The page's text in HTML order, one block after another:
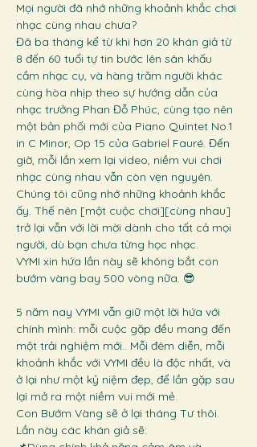
Mọi người đã nhớ những khoảnh khắc chơi
nhạc cùng nhau chưa?
Đã ba tháng kể từ khi hơn 20 khán giả từ
8 đến 60 tuổi tự tin bước lên sân khấu
cầm nhạc cụ, và hàng trăm người khác
cùng hòa nhịp theo sự hướng dẫn của
nhạc trưởng Phan Đỗ Phúc, cùng tạo nên
một bản phối mới của Piano Quintet No.1
in C Minor, Op 15 của Gabriel Fauré. Đến
giờ, mỗi lần xem lại video, niềm vui chơi
nhạc cùng nhau vẫn còn vẹn nguyên.
Chúng tôi cũng nhớ những khoảnh khắc
ấy. Thế nên [một cuộc chơi][cùng nhau]
trở lại vẫn với lời mời dành cho tất cả mọi
người, dù bạn chưa từng học nhạc.
VYMI xin hứa lần này sẽ không bắt con
bướm vàng bay 500 vòng nữa. 😎
5 năm nay VYMI vẫn giữ một lời hứa với
chính mình: mỗi cuộc gặp đều mang đến
một trải nghiệm mới.. Mỗi đêm diễn, mỗi
khoảnh khắc với VYMI đều là độc nhất, và
ở lại như một kỷ niệm đẹp, để lần gặp sau
lại mở ra một niềm vui mới mẻ.
Con Bướm Vàng sẽ ở lại tháng Tư thôi.
Lần này các khán giả sẽ: